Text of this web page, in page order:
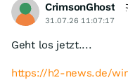
CrimsonGhost
31.07.26 11:07:17
Geht los jetzt....
https://h2-news.de/